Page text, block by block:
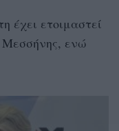
έχει ετοιμαστεί
Μεσσήνης, ενώ